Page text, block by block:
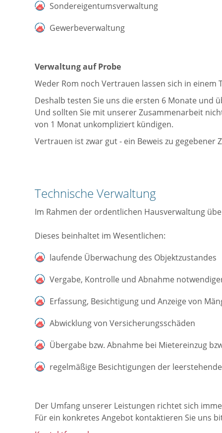
Sondereigentumsverwaltung
Gewerbeverwaltung
Verwaltung auf Probe
Weder Rom noch Vertrauen lassen sich in einem
Deshalb testen Sie uns die ersten 6 Monate und
Und sollten Sie mit unserer Zusammenarbeit
von 1 Monat unkompliziert kündigen.
Vertrauen ist zwar gut - ein Beweis zu gegebener
Technische Verwaltung
Im Rahmen der ordentlichen Hausverwaltung
Dieses beinhaltet im Wesentlichen:
laufende Überwachung des Objektzustandes
Vergabe, Kontrolle und Abnahme
Erfassung, Besichtigung und Anzeige von
Abwicklung von Versicherungsschäden
Übergabe bzw. Abnahme bei Mietereinzug
regelmäßige Besichtigungen der
Der Umfang unserer Leistungen richtet sich
Für ein konkretes Angebot kontaktieren Sie uns